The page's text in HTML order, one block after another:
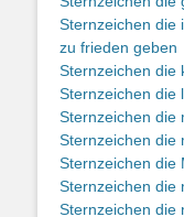
Sternzeichen die
zu frieden geben
Sternzeichen die
Sternzeichen die
Sternzeichen die
Sternzeichen die
Sternzeichen die
Sternzeichen die
Sternzeichen die